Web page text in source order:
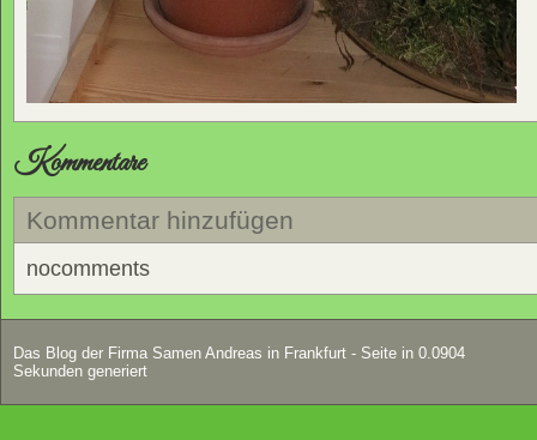
Kommentare
Kommentar hinzufügen
nocomments
Das Blog der Firma Samen Andreas in Frankfurt - Seite in 0.0904
Sekunden generiert